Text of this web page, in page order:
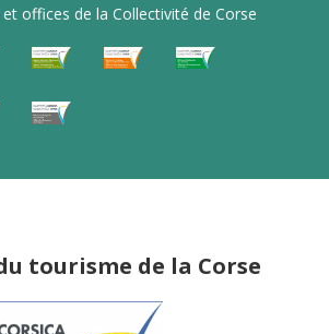
offices de la Collectivité de Corse
tourisme de la Corse